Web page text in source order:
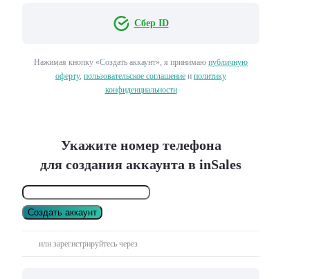
Сбер ID
Нажимая кнопку «Создать аккаунт», я принимаю публичную
оферту, пользовательское соглашение и политику
конфиденциальности
Укажите номер телефона
для создания аккаунта в inSales
Создать аккаунт
или зарегистрируйтесь через